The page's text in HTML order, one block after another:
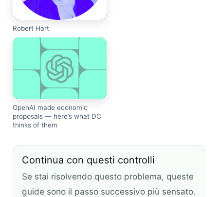
Robert Hart
OpenAI made economic
proposals — here’s what DC
thinks of them
Continua con questi controlli
Se stai risolvendo questo problema, queste
guide sono il passo successivo più sensato.